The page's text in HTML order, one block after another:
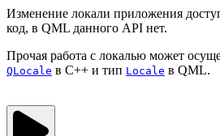
Изменение локали приложения
код, в QML данного API нет.
Прочая работа с локалью может
QLocale в C++ и тип Locale в QML.